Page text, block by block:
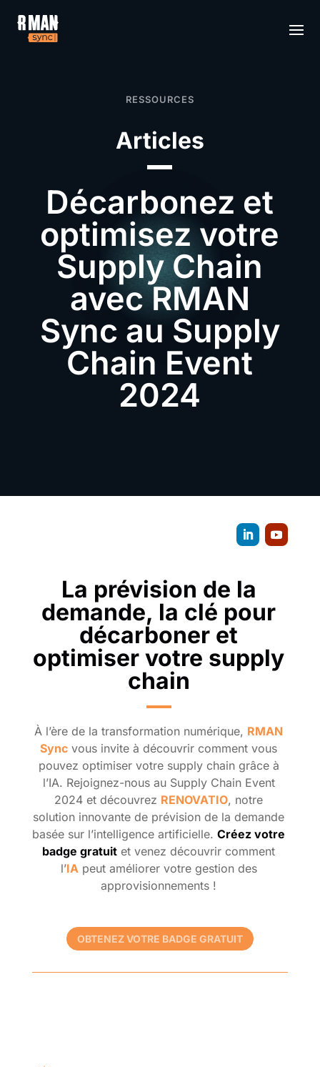
RESSOURCES
Articles
Décarbonez et
optimisez votre
Supply Chain
avec RMAN
Sync au Supply
Chain Event
2024
La prévision de la
demande, la clé pour
décarboner et
optimiser votre supply
chain
À l’ère de la transformation numérique, RMAN
Sync vous invite à découvrir comment vous
pouvez optimiser votre supply chain grâce à
l’IA. Rejoignez-nous au Supply Chain Event
2024 et découvrez RENOVATIO, notre
solution innovante de prévision de la demande
basée sur l’intelligence artificielle.Créez votre
badge gratuit et venez découvrir comment
l’IApeut améliorer votre gestion des
approvisionnements !
OBTENEZ VOTRE BADGE GRATUIT